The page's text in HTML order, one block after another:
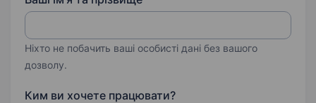
Ніхто не побачить ваші особисті дані без вашого
дозволу.
Ким ви хочете працювати?